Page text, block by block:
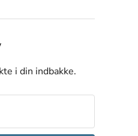
i din indbakke.